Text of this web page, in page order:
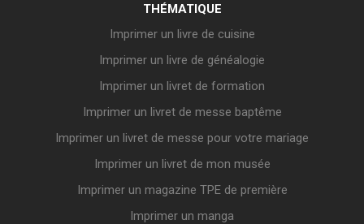
THÉMATIQUE
Imprimer un livre de cuisine
Imprimer un livre de généalogie
Imprimer un livret de formation
Imprimer un livret de messe baptême
Imprimer un livret de messe pour votre mariage
Imprimer un livret de mon musée
Imprimer un magazine TPE de première
Imprimer un manga